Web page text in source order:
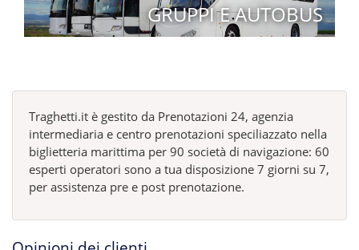
GRUPPI E AUTOBUS
Traghetti.it è gestito da Prenotazioni 24, agenzia
intermediaria e centro prenotazioni speciliazzato nella
biglietteria marittima per 90 società di navigazione: 60
esperti operatori sono a tua disposizione 7 giorni su 7,
per assistenza pre e post prenotazione.